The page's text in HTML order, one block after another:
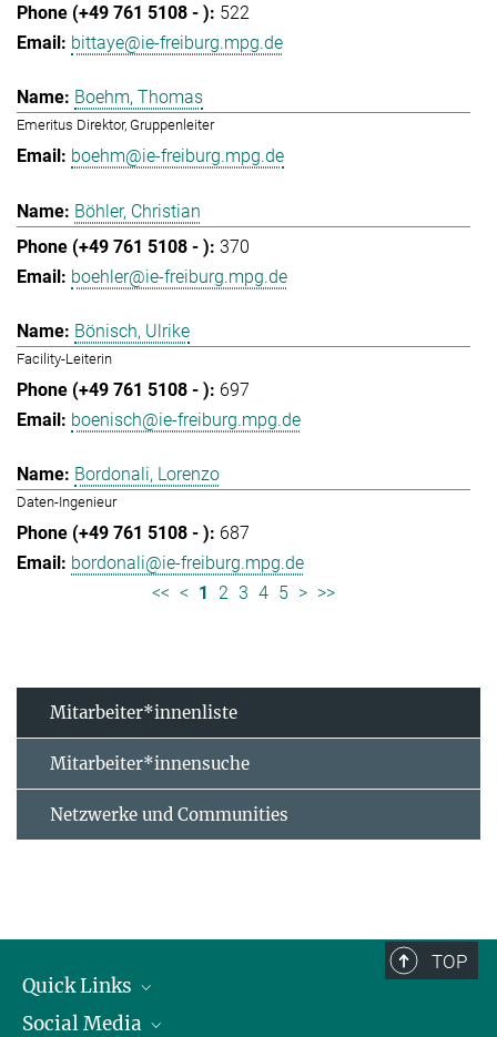
522
bittaye@ie-freiburg.mpg.de
Boehm, Thomas
Emeritus Direktor, Gruppenleiter
boehm@ie-freiburg.mpg.de
Böhler, Christian
370
boehler@ie-freiburg.mpg.de
Bönisch, Ulrike
Facility-Leiterin
697
boenisch@ie-freiburg.mpg.de
Bordonali, Lorenzo
Daten-Ingenieur
687
bordonali@ie-freiburg.mpg.de
<< < 1 2 3 4 5 > >>
Mitarbeiter*innenliste
Mitarbeiter*innensuche
Netzwerke und Communities
TOP
Quick Links
Forschungsgruppen
Social Media